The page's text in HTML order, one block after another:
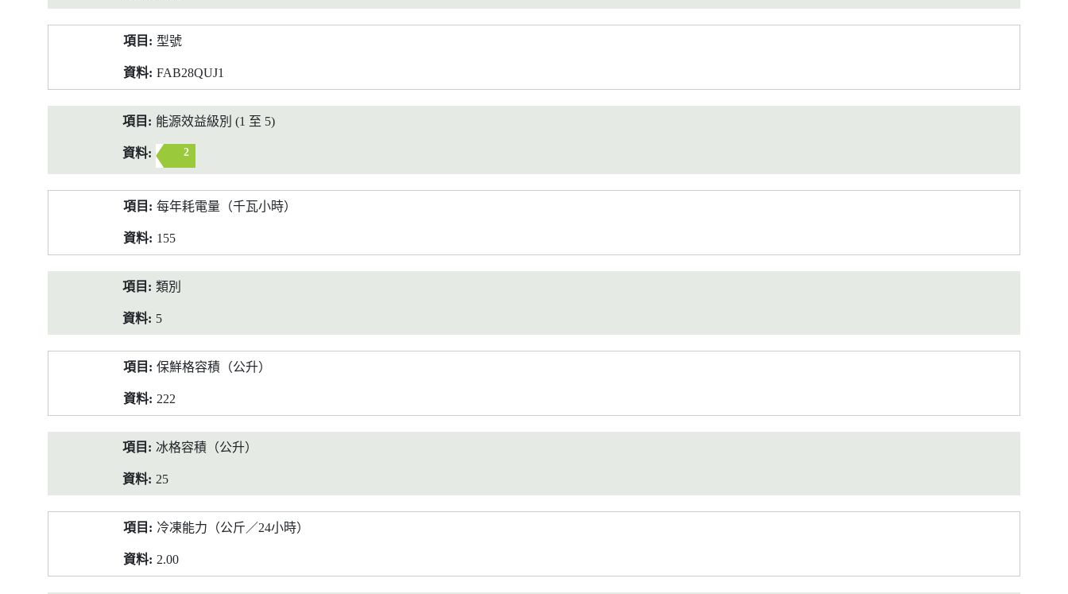
型號
FAB28QUJ1
能源效益級別 (1 至 5)
2
每年耗電量（千瓦小時）
155
類別
5
保鮮格容積（公升）
222
冰格容積（公升）
25
冷凍能力（公斤／24小時）
2.00